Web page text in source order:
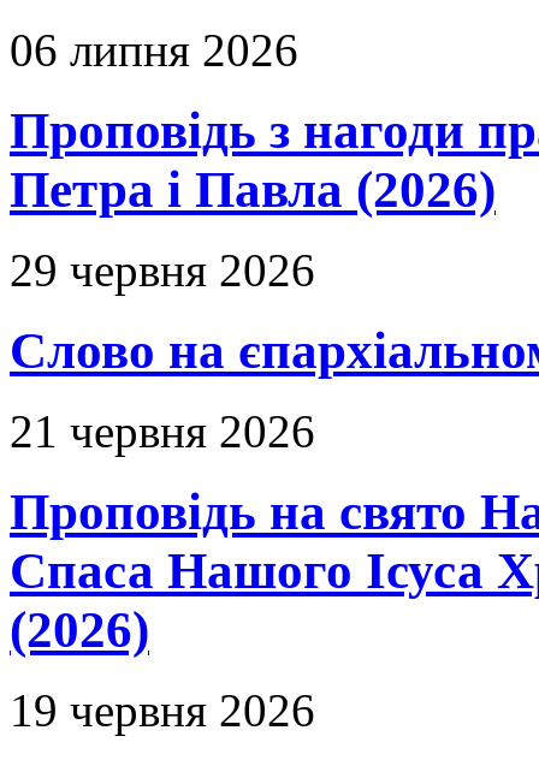
06 липня 2026
Проповідь з нагоди
Петра і Павла (2026)
29 червня 2026
Слово на
21 червня 2026
Проповідь на свято
Спаса Нашого Ісуса
(2026)
19 червня 2026